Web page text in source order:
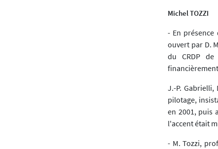
Michel TOZZI
- En
ouvert par D.
du CRDP
J.-P. Gabrielli,
pilotage,
en 2001, puis
l'accent était
- M. Tozzi,